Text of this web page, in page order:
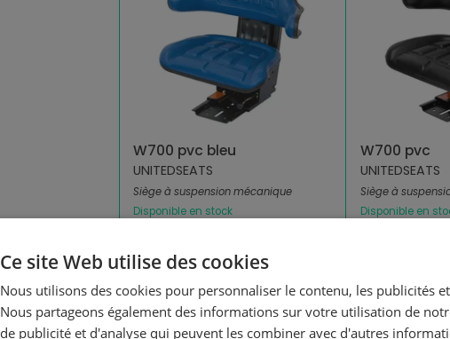
W700 pvc bleu
UNITEDSEATS
Siège à suspension mécanique
Disponible en stock
W700 pvc
UNITEDSEATS
Siège à
Disponible en
US.102803
UnitedSeats UnitedSeats
PVC PVC
Ce site Web utilise des cookies
Nous utilisons des cookies pour personnaliser le contenu, les publicités
Nous partageons également des informations sur votre utilisation de
de publicité et d'analyse qui peuvent les combiner avec d'autres